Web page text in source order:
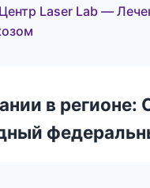
Laser Lab —
в регионе: